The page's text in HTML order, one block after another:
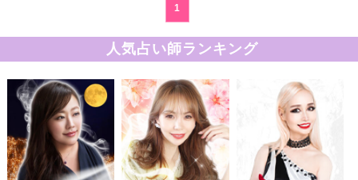
1
人気占い師ランキング